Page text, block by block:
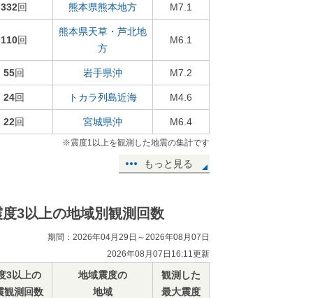
332回 熊本県熊本地方 M7.1
110回
熊本県天草・芦北地
方
M6.1
55回 岩手県沖 M7.2
24回 トカラ列島近海 M4.6
22回 宮城県沖 M6.4
※震度1以上を観測した地震の集計です
もっと見る
度3以上の地域別観測回数
期間：2026年04月29日～2026年08月07日
2026年08月07日16:11更新
3以上の
観測回数
地域震度の
地域
観測した
最大震度